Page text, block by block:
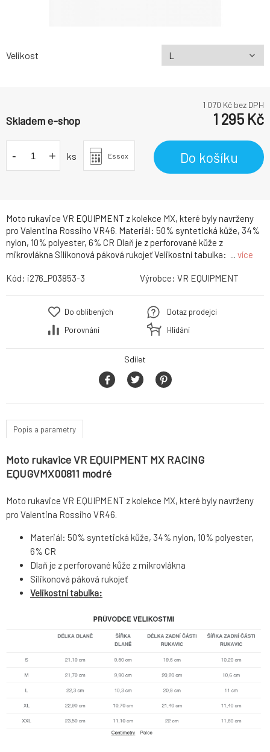
Moto rukavice VR EQUIPMENT z kolekce MX, které byly navrženy
pro Valentina Rossiho VR46. Materiál: 50% syntetická kůže, 34%
nylon, 10% polyester, 6% CR Dlaň je z perforované kůže z
mikrovlákna Silikonová páková rukojeť Velikostní tabulka: ... více
Velikost
1 070 Kč bez DPH
Skladem e-shop 1 295 Kč
- + ks Essox Do košíku
Kód: i276_P03853-3 Výrobce: VR EQUIPMENT
Do oblíbených
Porovnání
Dotaz prodejci
Hlídání
Sdílet
Popis a parametry
Moto rukavice VR EQUIPMENT MX RACING
EQUGVMX00811 modré
Moto rukavice VR EQUIPMENT z kolekce MX, které byly navrženy
pro Valentina Rossiho VR46.
Materiál: 50% syntetická kůže, 34% nylon, 10% polyester,
6% CR
Dlaň je z perforované kůže z mikrovlákna
Silikonová páková rukojeť
Velikostní tabulka: